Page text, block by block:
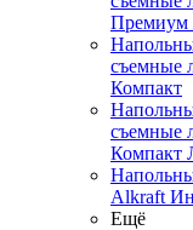
Премиум
съемные
Компакт
съемные
Компакт
Alkraft
Ещё